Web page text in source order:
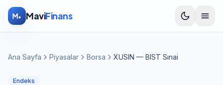
İçeriğe atla
MaviFinans
Ana Sayfa Piyasalar Borsa XUSIN — BIST Sınai
Endeks